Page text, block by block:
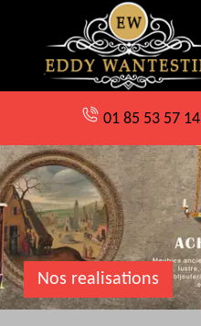
01 85 53 57 14
Nos realisations